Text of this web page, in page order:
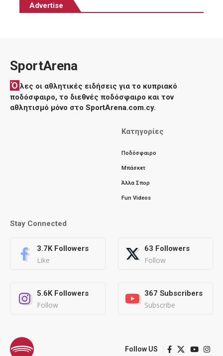
Advertise
SportArena
Ό λες οι αθλητικές ειδήσεις για το κυπριακό
ποδόσφαιρο, το διεθνές ποδόσφαιρο και τον
αθλητισμό μόνο στο SportArena.com.cy.
Κατηγορίες
Ποδόσφαιρο
Μπάσκετ
Άλλα Σπορ
Fun Videos
Stay Connected
3.7K Followers
Like
63 Followers
Follow
5.6K Followers
Follow
367 Subscribers
Subscribe
Follow US